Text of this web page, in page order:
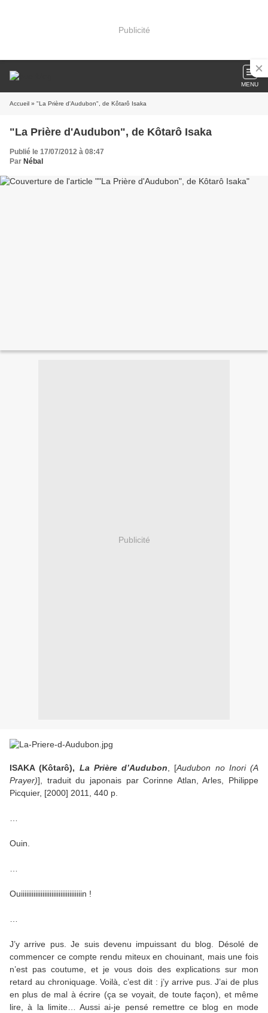
Publicité
MENU
Accueil » "La Prière d'Audubon", de Kôtarô Isaka
"La Prière d'Audubon", de Kôtarô Isaka
Publié le 17/07/2012 à 08:47
Par Nébal
Publicité
ISAKA (Kôtarô), La Prière d’Audubon , [Audubon no Inori (A
Prayer)], traduit du japonais par Corinne Atlan, Arles, Philippe
Picquier, [2000] 2011, 440 p.
Ouin.
Ouiiiiiiiiiiiiiiiiiiiiiiiiiiiiiiiiiin !
J’y arrive pus. Je suis devenu impuissant du blog. Désolé de
commencer ce compte rendu miteux en chouinant, mais une fois
n’est pas coutume, et je vous dois des explications sur mon
retard au chroniquage. Voilà, c’est dit : j’y arrive pus. J’ai de plus
en plus de mal à écrire (ça se voyait, de toute façon), et même
lire, à la limite… Aussi ai-je pensé remettre ce blog en mode